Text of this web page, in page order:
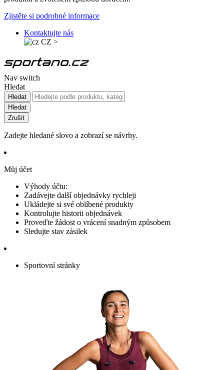
Zjistěte si podrobné informace
Kontaktujte nás
CZ >
Nav switch
Hledat
Hledat
Hledat
Zrušit
Zadejte hledané slovo a zobrazí se návrhy.
Můj účet
Výhody účtu:
Zadávejte další objednávky rychleji
Ukládejte si své oblíbené produkty
Kontrolujte historii objednávek
Proveďte žádost o vrácení snadným způsobem
Sledujte stav zásilek
Sportovní stránky